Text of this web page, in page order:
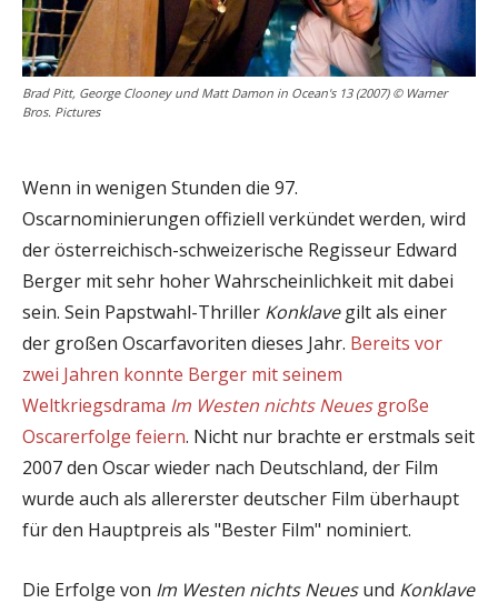
Brad Pitt, George Clooney und Matt Damon in Ocean's 13 (2007) © Warner
Bros. Pictures
Wenn in wenigen Stunden die 97.
Oscarnominierungen offiziell verkündet werden, wird
der österreichisch-schweizerische Regisseur Edward
Berger mit sehr hoher Wahrscheinlichkeit mit dabei
sein. Sein Papstwahl-Thriller Konklavegilt als einer
der großen Oscarfavoriten dieses Jahr. Bereits vor
zwei Jahren konnte Berger mit seinem
Weltkriegsdrama Im Westen nichts Neuesgroße
Oscarerfolge feiern. Nicht nur brachte er erstmals seit
2007 den Oscar wieder nach Deutschland, der Film
wurde auch als allererster deutscher Film überhaupt
für den Hauptpreis als "Bester Film" nominiert.
Die Erfolge von Im Westen nichts Neuesund Konklave